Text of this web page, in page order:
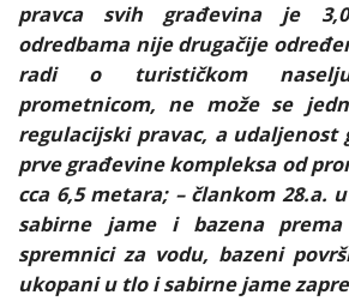
pravca svih građevina je
odredbama nije drugačije
radi o turističkom
prometnicom, ne može se
regulacijski pravac, a udaljenost
prve građevine kompleksa od
cca 6,5 metara; – člankom 28.a.
sabirne jame i bazena
spremnici za vodu, bazeni
ukopani u tlo i sabirne jame